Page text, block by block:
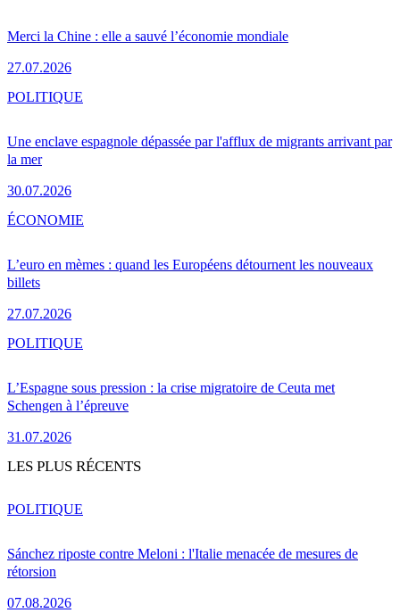
Merci la Chine : elle a sauvé l’économie mondiale
27.07.2026
Une enclave espagnole dépassée par l'afflux de migrants arrivant par
la mer
30.07.2026
POLITIQUE
L’euro en mèmes : quand les Européens détournent les nouveaux
billets
27.07.2026
ÉCONOMIE
L’Espagne sous pression : la crise migratoire de Ceuta met
Schengen à l’épreuve
31.07.2026
POLITIQUE
LES PLUS RÉCENTS
Sánchez riposte contre Meloni : l'Italie menacée de mesures de
rétorsion
07.08.2026
POLITIQUE